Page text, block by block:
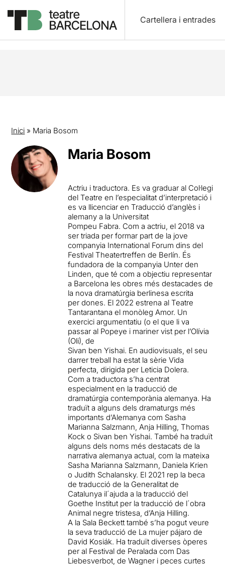
Cartellera i entrades
Inici » Maria Bosom
Maria Bosom
Actriu i traductora. Es va graduar al Col·legi
del Teatre en l’especialitat d’interpretació i
es va llicenciar en Traducció d’anglès i
alemany a la Universitat
Pompeu Fabra. Com a actriu, el 2018 va
ser triada per formar part de la jove
companyia International Forum dins del
Festival Theatertreffen de Berlín. És
fundadora de la companyia Unter den
Linden, que té com a objectiu representar
a Barcelona les obres més destacades de
la nova dramatúrgia berlinesa escrita
per dones. El 2022 estrena al Teatre
Tantarantana el monòleg Amor. Un
exercici argumentatiu (o el que li va
passar al Popeye i mariner vist per l’Olívia
(Oli), de
Sivan ben Yishai. En audiovisuals, el seu
darrer treball ha estat la sèrie Vida
perfecta, dirigida per Leticia Dolera.
Com a traductora s’ha centrat
especialment en la traducció de
dramatúrgia contemporània alemanya. Ha
traduït a alguns dels dramaturgs més
importants d’Alemanya com Sasha
Marianna Salzmann, Anja Hilling, Thomas
Kock o Sivan ben Yishai. També ha traduït
alguns dels noms més destacats de la
narrativa alemanya actual, com la mateixa
Sasha Marianna Salzmann, Daniela Krien
o Judith Schalansky. El 2021 rep la beca
de traducció de la Generalitat de
Catalunya il´ajuda a la traducció del
Goethe Institut per la traducció de l´obra
Animal negre tristesa, d’Anja Hilling.
A la Sala Beckett també s’ha pogut veure
la seva traducció de La mujer pájaro de
David Kosiák. Ha traduït diverses òperes
per al Festival de Peralada com Das
Liebesverbot, de Wagner i peces curtes